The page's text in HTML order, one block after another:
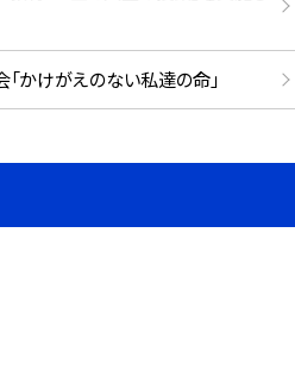
かけがえのない私達の命」